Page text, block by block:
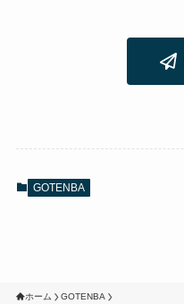
GOTENBA
ホーム GOTENBA